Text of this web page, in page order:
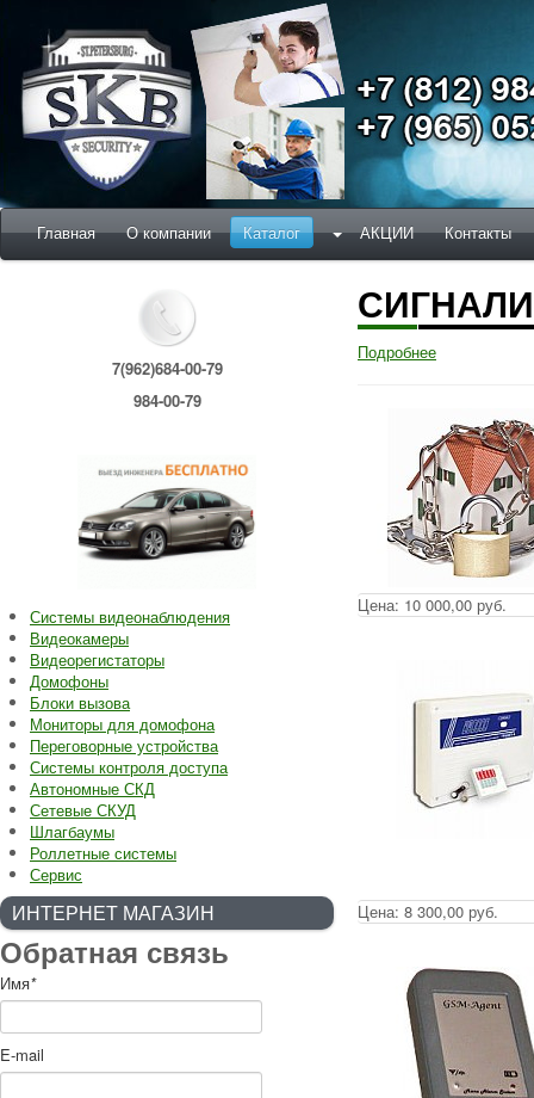
Главная О компании Каталог АКЦИИ Контакты
7(962)684-00-79
984-00-79
Системы видеонаблюдения
Видеокамеры
Видеорегистаторы
Домофоны
Блоки вызова
Мониторы для домофона
Переговорные устройства
Системы контроля доступа
Автономные СКД
Сетевые СКУД
Шлагбаумы
Роллетные системы
Сервис
ИНТЕРНЕТ МАГАЗИН
Обратная связь
Имя*
E-mail
Подробнее
Цена: 10 000,00 руб.
Цена: 8 300,00 руб.